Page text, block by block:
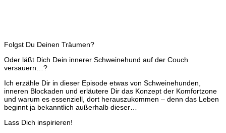
Folgst Du Deinen Träumen?
Oder läßt Dich Dein innerer Schweinehund auf der Couch
versauern…?
Ich erzähle Dir in dieser Episode etwas von Schweinehunden,
inneren Blockaden und erläutere Dir das Konzept der Komfortzone
und warum es essenziell, dort herauszukommen – denn das Leben
beginnt ja bekanntlich außerhalb dieser…
Lass Dich inspirieren!